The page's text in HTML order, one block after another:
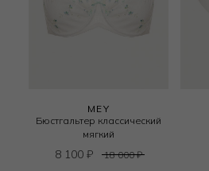
MEY
Бюстгальтер классический
мягкий
8 100 ₽ 18 000₽